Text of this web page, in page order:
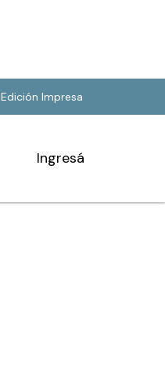
Edición Impresa
Ingresá